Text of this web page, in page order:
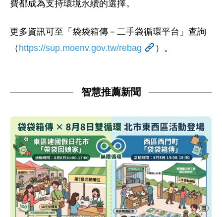
費都成為支持環境永續的選擇。
更多資訊可至「袋袋箱傳－二手袋循環平台」查詢
（ https://sup.moenv.gov.tw/rebag ）。
智慧推薦新聞